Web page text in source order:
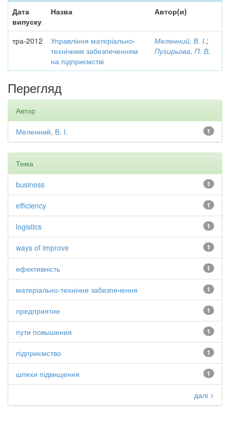
Дата
випуску
Назва Автор(и)
тра-2012
Управління матеріально-
технічним забезпеченням
на підприємстві
Меленний, В. І.;
Пузирьова, П. В.
Перегляд
Автор
1
Меленний, В. І.
Тема
1
business
1
efficiency
1
logistics
1
ways of improve
1
ефективність
1
матеріально-технічне забезпечення
1
предприятие
1
пути повышения
1
підприємство
1
шляхи підвищення
далі >